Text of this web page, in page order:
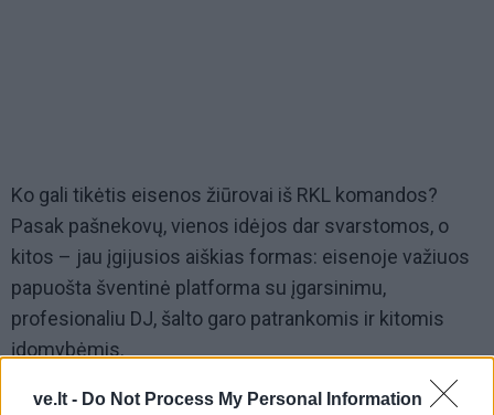
ve.lt - Do Not Process My Personal Information
Ko gali tikėtis eisenos žiūrovai iš RKL komandos?
Pasak pašnekovų, vienos idėjos dar svarstomos, o
kitos – jau įgijusios aiškias formas: eisenoje važiuos
papuošta šventinė platforma su įgarsinimu,
profesionaliu DJ, šalto garo patrankomis ir kitomis
įdomybėmis.
„Jeigu tik kolegos žinotų, kas yra suplanuota,